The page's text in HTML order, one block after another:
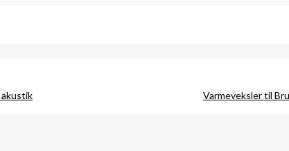
Varmeveksler til